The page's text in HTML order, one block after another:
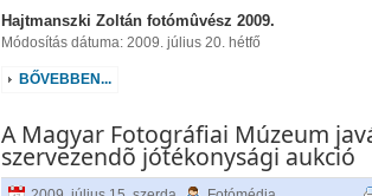
Hajtmanszki Zoltán fotómûvész 2009.
Módosítás dátuma: 2009. július 20. hétfő
BŐVEBBEN...
A Magyar Fotográfiai Múzeum
szervezendõ jótékonysági aukció